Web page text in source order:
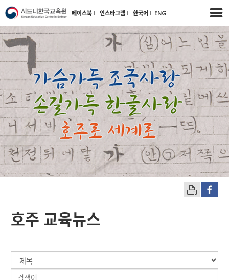
페이스북 l 인스타그램 l 한국어 l ENG
호주 교육뉴스